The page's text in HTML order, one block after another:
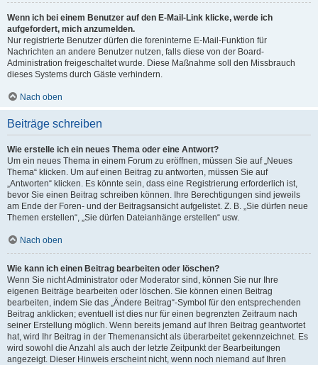
Wenn ich bei einem Benutzer auf den E-Mail-Link klicke, werde ich
aufgefordert, mich anzumelden.
Nur registrierte Benutzer dürfen die foreninterne E-Mail-Funktion für
Nachrichten an andere Benutzer nutzen, falls diese von der Board-
Administration freigeschaltet wurde. Diese Maßnahme soll den Missbrauch
dieses Systems durch Gäste verhindern.
Nach oben
Beiträge schreiben
Wie erstelle ich ein neues Thema oder eine Antwort?
Um ein neues Thema in einem Forum zu eröffnen, müssen Sie auf „Neues
Thema“ klicken. Um auf einen Beitrag zu antworten, müssen Sie auf
„Antworten“ klicken. Es könnte sein, dass eine Registrierung erforderlich ist,
bevor Sie einen Beitrag schreiben können. Ihre Berechtigungen sind jeweils
am Ende der Foren- und der Beitragsansicht aufgelistet. Z. B. „Sie dürfen neue
Themen erstellen“, „Sie dürfen Dateianhänge erstellen“ usw.
Nach oben
Wie kann ich einen Beitrag bearbeiten oder löschen?
Wenn Sie nicht Administrator oder Moderator sind, können Sie nur Ihre
eigenen Beiträge bearbeiten oder löschen. Sie können einen Beitrag
bearbeiten, indem Sie das „Ändere Beitrag“-Symbol für den entsprechenden
Beitrag anklicken; eventuell ist dies nur für einen begrenzten Zeitraum nach
seiner Erstellung möglich. Wenn bereits jemand auf Ihren Beitrag geantwortet
hat, wird Ihr Beitrag in der Themenansicht als überarbeitet gekennzeichnet. Es
wird sowohl die Anzahl als auch der letzte Zeitpunkt der Bearbeitungen
angezeigt. Dieser Hinweis erscheint nicht, wenn noch niemand auf Ihren